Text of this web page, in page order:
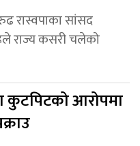
रास्वपाका सांसद
राज्य कसरी चलेको
कुटपिटको आरोपमा